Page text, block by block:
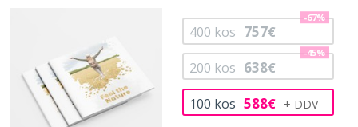
100 kos 588€
200 kos 638€
-45%
400 kos 757€
-67%